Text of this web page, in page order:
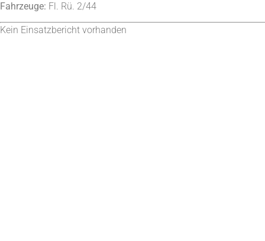
Fahrzeuge: Fl. Rü. 2/44
Kein Einsatzbericht vorhanden